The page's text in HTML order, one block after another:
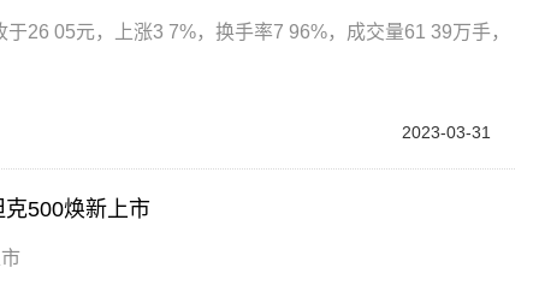
26 05元，上涨3 7%，换手率7 96%，成交量61 39万手，
2023-03-31
克500焕新上市